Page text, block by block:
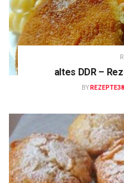
altes DDR –
BY REZEPTE38